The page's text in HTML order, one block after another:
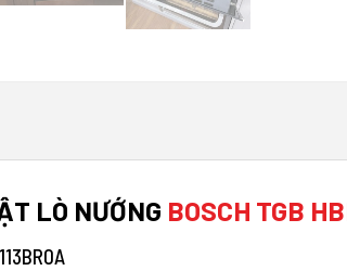
LÒ NƯỚNG BOSCH TGB